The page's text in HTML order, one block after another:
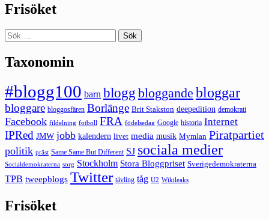
Frisöket
Sök
efter:
Taxonomin
#blogg100 barn blogg bloggande bloggar
bloggare bloggosfären Borlänge Brit Stakston deepedition demokrati
Facebook fildelning fotboll FRA födelsedag Google historia Internet
IPRed JMW jobb kalendern livet media musik Mymlan Piratpartiet
politik präst Same Same But Different SJ sociala medier
Socialdemokraterna sorg Stockholm Stora Bloggpriset Sverigedemokraterna
TPB tweepblogs Twitter tävling tåg U2 Wikileaks
Frisöket